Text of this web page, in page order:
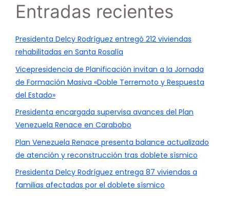
Entradas recientes
Presidenta Delcy Rodríguez entregó 212 viviendas
rehabilitadas en Santa Rosalía
Vicepresidencia de Planificación invitan a la Jornada
de Formación Masiva «Doble Terremoto y Respuesta
del Estado»
Presidenta encargada supervisa avances del Plan
Venezuela Renace en Carabobo
Plan Venezuela Renace presenta balance actualizado
de atención y reconstrucción tras doblete sísmico
Presidenta Delcy Rodríguez entrega 87 viviendas a
familias afectadas por el doblete sísmico